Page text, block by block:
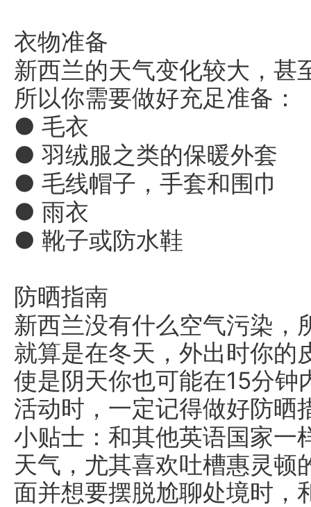
衣物准备
新西兰的天气变化较大，甚
所以你需要做好充足准备：
● 毛衣
● 羽绒服之类的保暖外套
● 毛线帽子，手套和围巾
● 雨衣
● 靴子或防水鞋
防晒指南
新西兰没有什么空气污染，
就算是在冬天，外出时你的
使是阴天你也可能在15分
活动时，一定记得做好防晒
小贴士：和其他英语国家一
天气，尤其喜欢吐槽惠灵顿
面并想要摆脱尬聊处境时，